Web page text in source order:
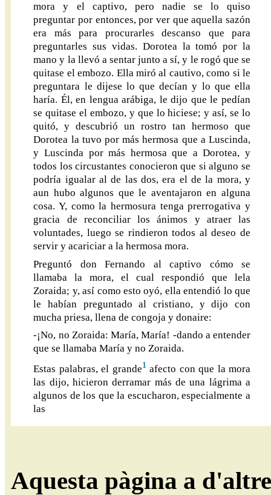
mora y el captivo, pero nadie se lo quiso
preguntar por entonces, por ver que aquella sazón
era más para procurarles descanso que para
preguntarles sus vidas. Dorotea la tomó por la
mano y la llevó a sentar junto a sí, y le rogó que se
quitase el embozo. Ella miró al cautivo, como si le
preguntara le dijese lo que decían y lo que ella
haría. Él, en lengua arábiga, le dijo que le pedían
se quitase el embozo, y que lo hiciese; y así, se lo
quitó, y descubrió un rostro tan hermoso que
Dorotea la tuvo por más hermosa que a Luscinda,
y Luscinda por más hermosa que a Dorotea, y
todos los circustantes conocieron que si alguno se
podría igualar al de las dos, era el de la mora, y
aun hubo algunos que le aventajaron en alguna
cosa. Y, como la hermosura tenga prerrogativa y
gracia de reconciliar los ánimos y atraer las
voluntades, luego se rindieron todos al deseo de
servir y acariciar a la hermosa mora.
Preguntó don Fernando al captivo cómo se
llamaba la mora, el cual respondió que lela
Zoraida; y, así como esto oyó, ella entendió lo que
le habían preguntado al cristiano, y dijo con
mucha priesa, llena de congoja y donaire:
-¡No, no Zoraida: María, María! -dando a entender
que se llamaba María y no Zoraida.
Estas palabras, el grande1afecto con que la mora
las dijo, hicieron derramar más de una lágrima a
algunos de los que la escucharon, especialmente a
las
Aquesta pàgina a